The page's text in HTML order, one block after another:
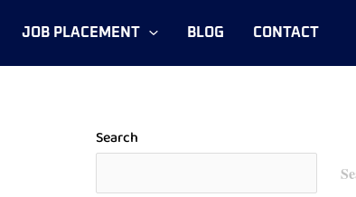
JOB PLACEMENT BLOG CONTACT
Search